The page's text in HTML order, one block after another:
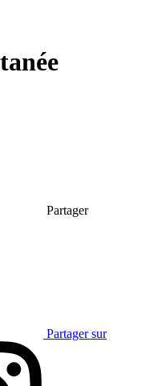
Partager
Partager sur